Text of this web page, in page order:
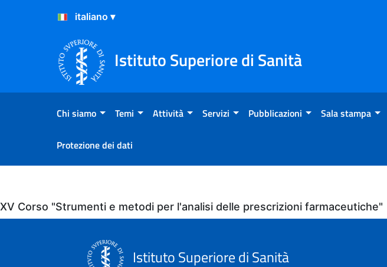
Salta al Contenuto
Salta al Footer
Istituto Superiore di Sanità
Chi siamo Temi Attività Servizi Pubblicazioni Sala stampa
Protezione dei dati
Eventi
XV Corso "Strumenti e metodi per l'analisi delle prescrizioni farmaceutiche"
Istituto Superiore di Sanità